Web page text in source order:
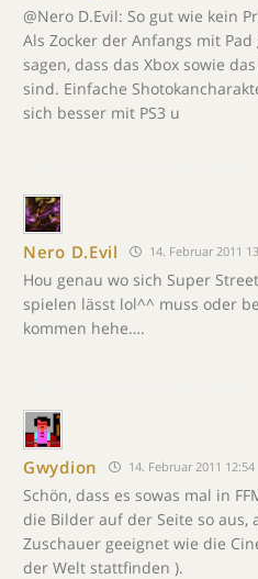
@Nero D.Evil: So gut wie kein
Als Zocker der Anfangs mit
sagen, dass das Xbox sowie
sind. Einfache
sich besser mit PS3 u
Nero D.Evil 14. Februar 2011
Hou genau wo sich Super
spielen lässt lol^^ muss oder
kommen hehe….
Gwydion 14. Februar 2011 12:54
Schön, dass es sowas mal in
die Bilder auf der Seite so aus,
Zuschauer geeignet wie die
der Welt stattfinden ).